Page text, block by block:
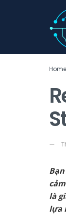
Home
là
lựa